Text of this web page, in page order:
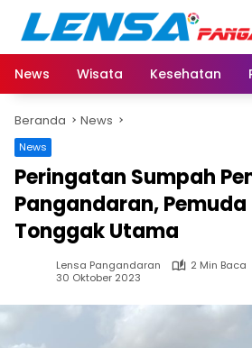
Langsung
konten
News
Wisata Kesehatan
Beranda News
News
Peringatan Sumpah
Pangandaran,
Tonggak Utama
Lensa Pangandaran
2 Min Baca
30 Oktober 2023